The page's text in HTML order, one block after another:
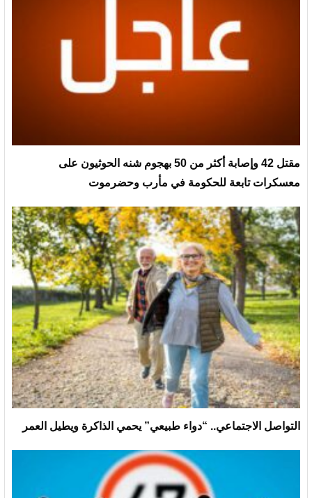
مقتل 42 وإصابة أكثر من 50 بهجوم شنه الحوثيون على
معسكرات تابعة للحكومة في مأرب وحضرموت
التواصل الاجتماعي.. “دواء طبيعي” يحمي الذاكرة ويطيل العمر